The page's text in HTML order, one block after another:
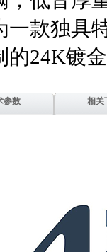
一款独具
24K镀
参数 相关